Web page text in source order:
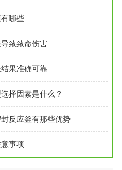
哪些
致致命伤害
果准确可靠
择因素是什么？
反应釜有那些优势
事项